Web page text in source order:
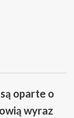
oparte o
wyraz